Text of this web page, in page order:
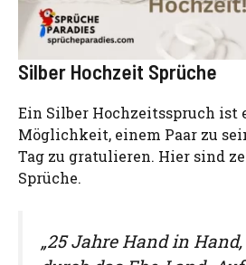
Silber Hochzeit Sprüche
Ein Silber Hochzeitsspruch ist
Möglichkeit, einem Paar zu
Tag zu gratulieren. Hier sind
Sprüche.
„25 Jahre Hand in